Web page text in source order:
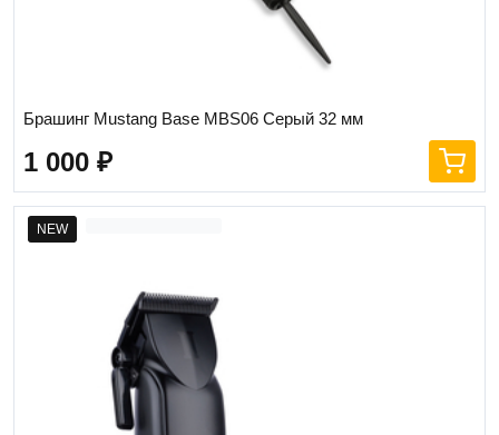
Брашинг Mustang Base MBS06 Серый 32 мм
1 000 ₽
NEW